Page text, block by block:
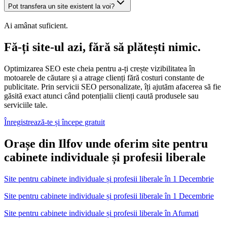
Pot transfera un site existent la voi?
Ai amânat suficient.
Fă-ți site-ul azi, fără să plătești nimic.
Optimizarea SEO este cheia pentru a-ți crește vizibilitatea în
motoarele de căutare și a atrage clienți fără costuri constante de
publicitate. Prin servicii SEO personalizate, îți ajutăm afacerea să fie
găsită exact atunci când potențialii clienți caută produsele sau
serviciile tale.
Înregistrează-te și începe gratuit
Orașe din Ilfov unde oferim site pentru
cabinete individuale și profesii liberale
Site pentru cabinete individuale și profesii liberaleîn 1 Decembrie
Site pentru cabinete individuale și profesii liberale în 1 Decembrie
Site pentru cabinete individuale și profesii liberaleîn Afumati